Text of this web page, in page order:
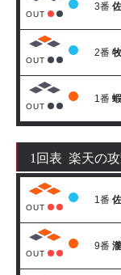
OUT
3番
OUT
2番
OUT
1番
1回表 楽天の
OUT
1番
OUT
9番